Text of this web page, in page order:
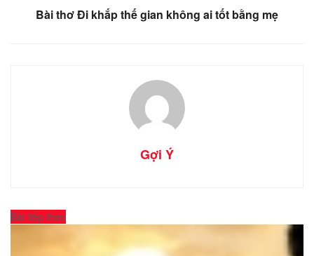
Bài thơ Đi khắp thế gian không ai tốt bằng mẹ
Gợi Ý
Bài tiếp theo